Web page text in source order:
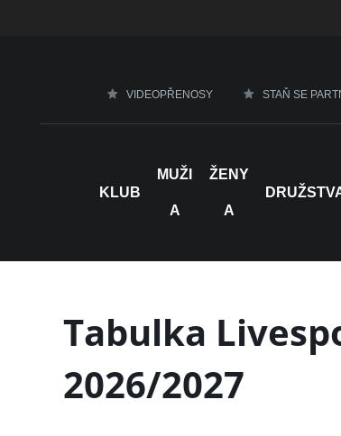
VIDEOPŘENOSY STAŇ SE
KLUB
MUŽI
A
ŽENY
A
Tabulka
2026/2027